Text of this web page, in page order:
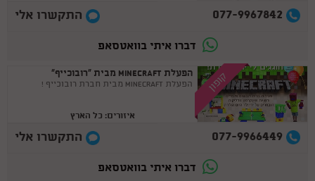
077-9967842 התקשרו אלי
דברו איתי בוואטסאפ
קופון הפעלת MINECRAFT מבית ”רובוכייף”
הפעלת MINECRAFT מבית חברת רובוכייף !
איזורים: כל הארץ
077-9966449 התקשרו אלי
דברו איתי בוואטסאפ